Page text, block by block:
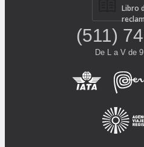
Libro
(511)
De L a V de